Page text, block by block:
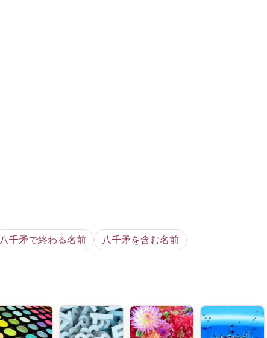
八千矛で終わる名前 八千矛を含む名前